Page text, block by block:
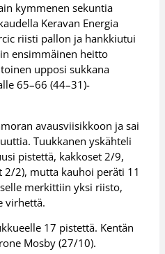
kymmenen sekuntia
Keravan Energia
riisti pallon ja hankkiutui
ensimmäinen heitto
upposi sukkana
65–66 (44–31)-
avausviisikkoon ja sai
Tuukkanen yskähteli
pistettä, kakkoset 2/9,
2), mutta kauhoi peräti 11
merkittiin yksi riisto,
virhettä.
17 pistettä. Kentän
Mosby (27/10).